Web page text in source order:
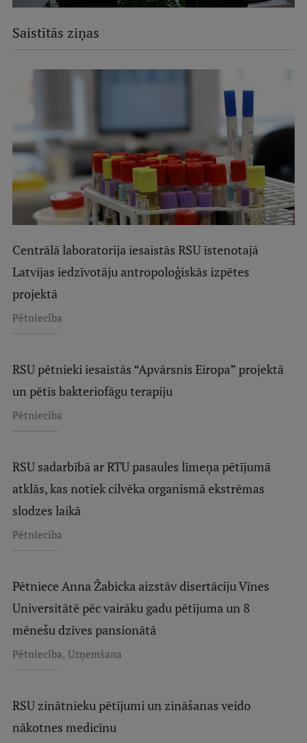
Saistītās ziņas
Centrālā laboratorija iesaistās RSU īstenotajā
Latvijas iedzīvotāju antropoloģiskās izpētes
projektā
Pētniecība
RSU pētnieki iesaistās “Apvārsnis Eiropa” projektā
un pētīs bakteriofāgu terapiju
Pētniecība
RSU sadarbībā ar RTU pasaules līmeņa pētījumā
atklās, kas notiek cilvēka organismā ekstrēmas
slodzes laikā
Pētniecība
Pētniece Anna Žabicka aizstāv disertāciju Vīnes
Universitātē pēc vairāku gadu pētījuma un 8
mēnešu dzīves pansionātā
Pētniecība, Uzņemšana
RSU zinātnieku pētījumi un zināšanas veido
nākotnes medicīnu